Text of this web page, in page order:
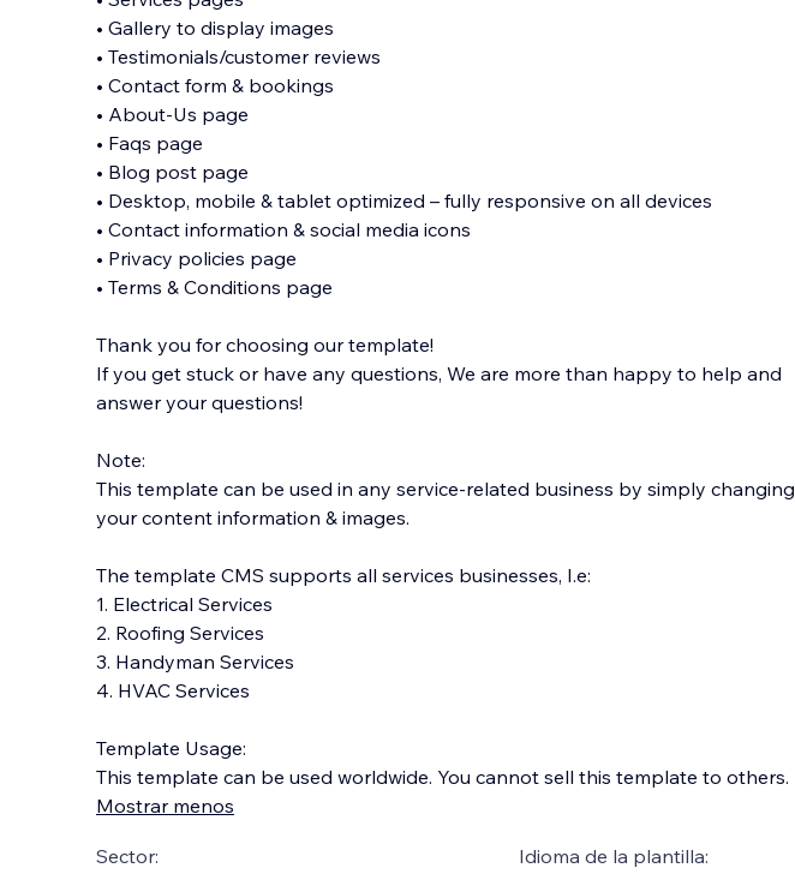
• Gallery to display images
• Testimonials/customer reviews
• Contact form & bookings
• About-Us page
• Faqs page
• Blog post page
• Desktop, mobile & tablet optimized – fully responsive on all devices
• Contact information & social media icons
• Privacy policies page
• Terms & Conditions page
Thank you for choosing our template!
If you get stuck or have any questions, We are more than happy to help and
answer your questions!
​Note:
This template can be used in any service-related business by simply changing
your content information & images.
The template CMS supports all services businesses, I.e:
1. Electrical Services
2. Roofing Services
3. Handyman Services
4. HVAC Services
Template Usage:
This template can be used worldwide. You cannot sell this template to others.
Mostrar menos
Sector: Idioma de la plantilla: